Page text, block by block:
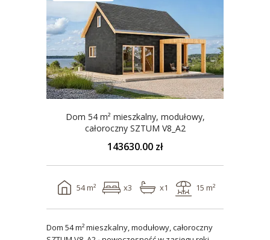
Dom 54 m² mieszkalny, modułowy,
całoroczny SZTUM V8_A2
143630.00 zł
54 m² x3 x1 15 m²
Dom 54 m² mieszkalny, modułowy, całoroczny